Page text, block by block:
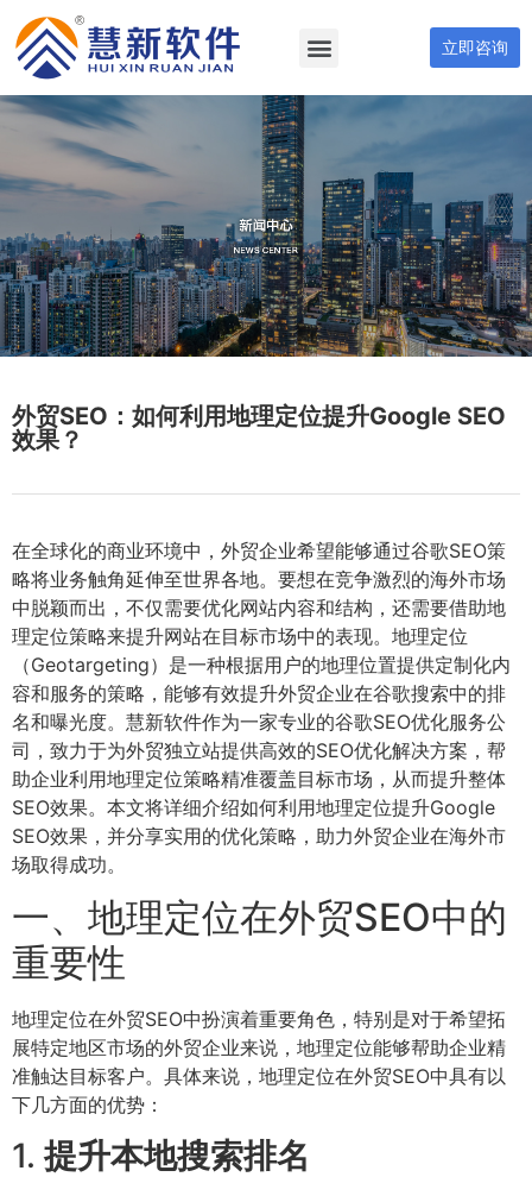
立即咨询
外贸SEO：如何利用地理定位提升Google SEO
效果？
在全球化的商业环境中，外贸企业希望能够通过谷歌SEO策
略将业务触角延伸至世界各地。要想在竞争激烈的海外市场
中脱颖而出，不仅需要优化网站内容和结构，还需要借助地
理定位策略来提升网站在目标市场中的表现。地理定位
（Geotargeting）是一种根据用户的地理位置提供定制化内
容和服务的策略，能够有效提升外贸企业在谷歌搜索中的排
名和曝光度。慧新软件作为一家专业的谷歌SEO优化服务公
司，致力于为外贸独立站提供高效的SEO优化解决方案，帮
助企业利用地理定位策略精准覆盖目标市场，从而提升整体
SEO效果。本文将详细介绍如何利用地理定位提升Google
SEO效果，并分享实用的优化策略，助力外贸企业在海外市
场取得成功。
一、地理定位在外贸SEO中的
重要性
地理定位在外贸SEO中扮演着重要角色，特别是对于希望拓
展特定地区市场的外贸企业来说，地理定位能够帮助企业精
准触达目标客户。具体来说，地理定位在外贸SEO中具有以
下几方面的优势：
1.提升本地搜索排名